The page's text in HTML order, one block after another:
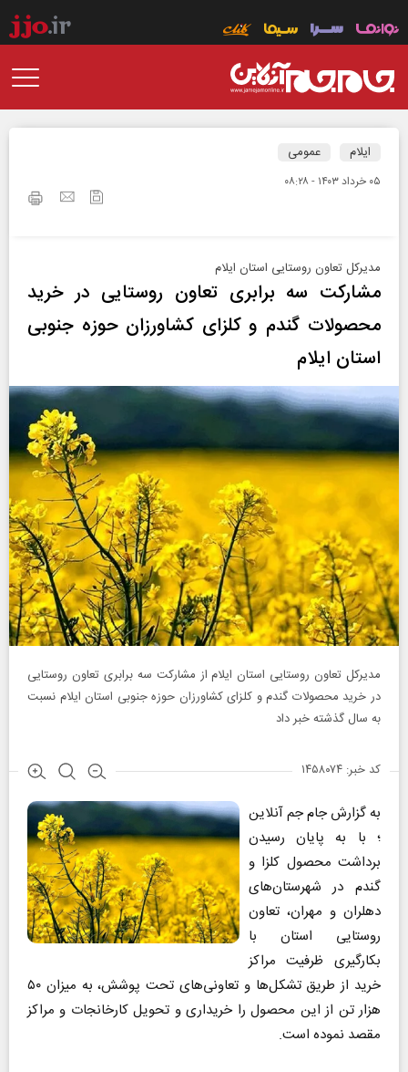
ایلام عمومی
۰۵ خرداد ۱۴۰۳ - ۰۸:۲۸
مدیرکل تعاون روستایی استان ایلام
مشارکت سه برابری تعاون روستایی در خرید
محصولات گندم و کلزای کشاورزان حوزه جنوبی
استان ایلام
مدیرکل تعاون روستایی استان ایلام از مشارکت سه برابری تعاون روستایی
در خرید محصولات گندم و کلزای کشاورزان حوزه جنوبی استان ایلام نسبت
به سال گذشته خبر داد
کد خبر: ۱۴۵۸۰۷۴
به گزارش جام جم آنلاین
؛ با به پایان رسیدن
برداشت محصول کلزا و
گندم در شهرستان‌های
دهلران و مهران، تعاون
روستایی استان با
بکارگیری ظرفیت مراکز
خرید از طریق تشکل‌ها و تعاونی‌های تحت پوشش، به میزان ۵۰
هزار تن از این محصول را خریداری و تحویل کارخانجات و مراکز
مقصد نموده است.